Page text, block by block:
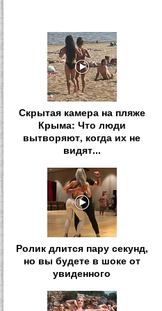
Скрытая камера на пляже
Крыма: Что люди
вытворяют, когда их не
видят...
Ролик длится пару секунд,
но вы будете в шоке от
увиденного